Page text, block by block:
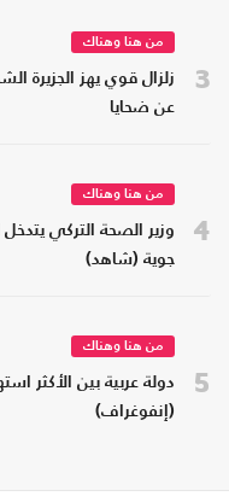
3
من هنا وهناك
زلزال قوي يهز الجزيرة
عن ضحايا
4
من هنا وهناك
وزير الصحة التركي
جوية (شاهد)
5
من هنا وهناك
دولة عربية بين الأكثر
(إنفوغراف)